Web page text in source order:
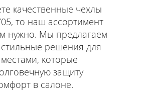
качественные чехлы
то наш ассортимент
нужно. Мы предлагаем
решения для
которые
защиту
в салоне.